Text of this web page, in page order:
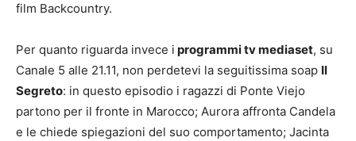
film Backcountry.
Per quanto riguarda invece i programmi tv mediaset, su
Canale 5 alle 21.11, non perdetevi la seguitissima soap Il
Segreto: in questo episodio i ragazzi di Ponte Viejo
partono per il fronte in Marocco; Aurora affronta Candela
e le chiede spiegazioni del suo comportamento; Jacinta